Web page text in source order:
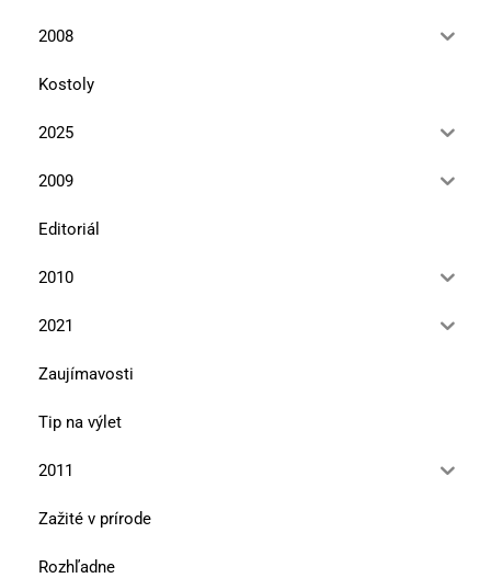
2008
Kostoly
2025
2009
Editoriál
2010
2021
Zaujímavosti
Tip na výlet
2011
Zažité v prírode
Rozhľadne